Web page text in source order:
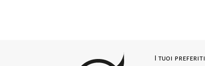
I tuoi preferiti